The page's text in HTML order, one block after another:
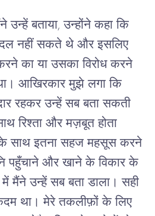
बताया, उन्होंने कहा कि
नहीं सकते थे और इसलिए
का या उसका विरोध करने
आखिरकार मुझे लगा कि
रहकर उन्हें सब बता सकती
रिश्ता और मज़बूत होता
साथ इतना सहज महसूस करने
पहुँचाने और खाने के विकार के
मैंने उन्हें सब बता डाला। सही
था। मेरे तकलीफ़ों के लिए